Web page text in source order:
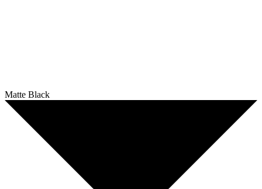
Matte Black